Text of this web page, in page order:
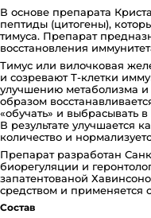
В основе препарата
пептиды (цитогены),
тимуса. Препарат
восстановления
Тимус или вилочковая
и созревают Т-клетки
улучшению метаболизма и
образом
«обучать» и выбрасывать
В результате улучшается
количество и
Препарат разработан
биорегуляции и
запатентованой
средством и применяется
Состав